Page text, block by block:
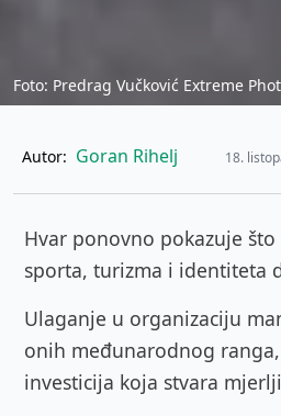
Foto: Predrag Vučković Extreme
Autor: Goran Rihelj 18.
Hvar ponovno pokazuje
sporta, turizma i identiteta
Ulaganje u organizaciju
onih međunarodnog
investicija koja stvara